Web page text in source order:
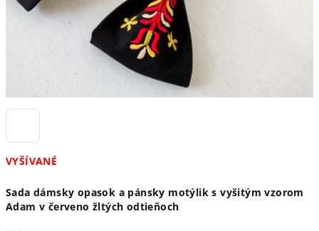
VYŠÍVANÉ
Sada dámsky opasok a pánsky motýlik s vyšitým vzorom
Adam v červeno žltých odtieňoch